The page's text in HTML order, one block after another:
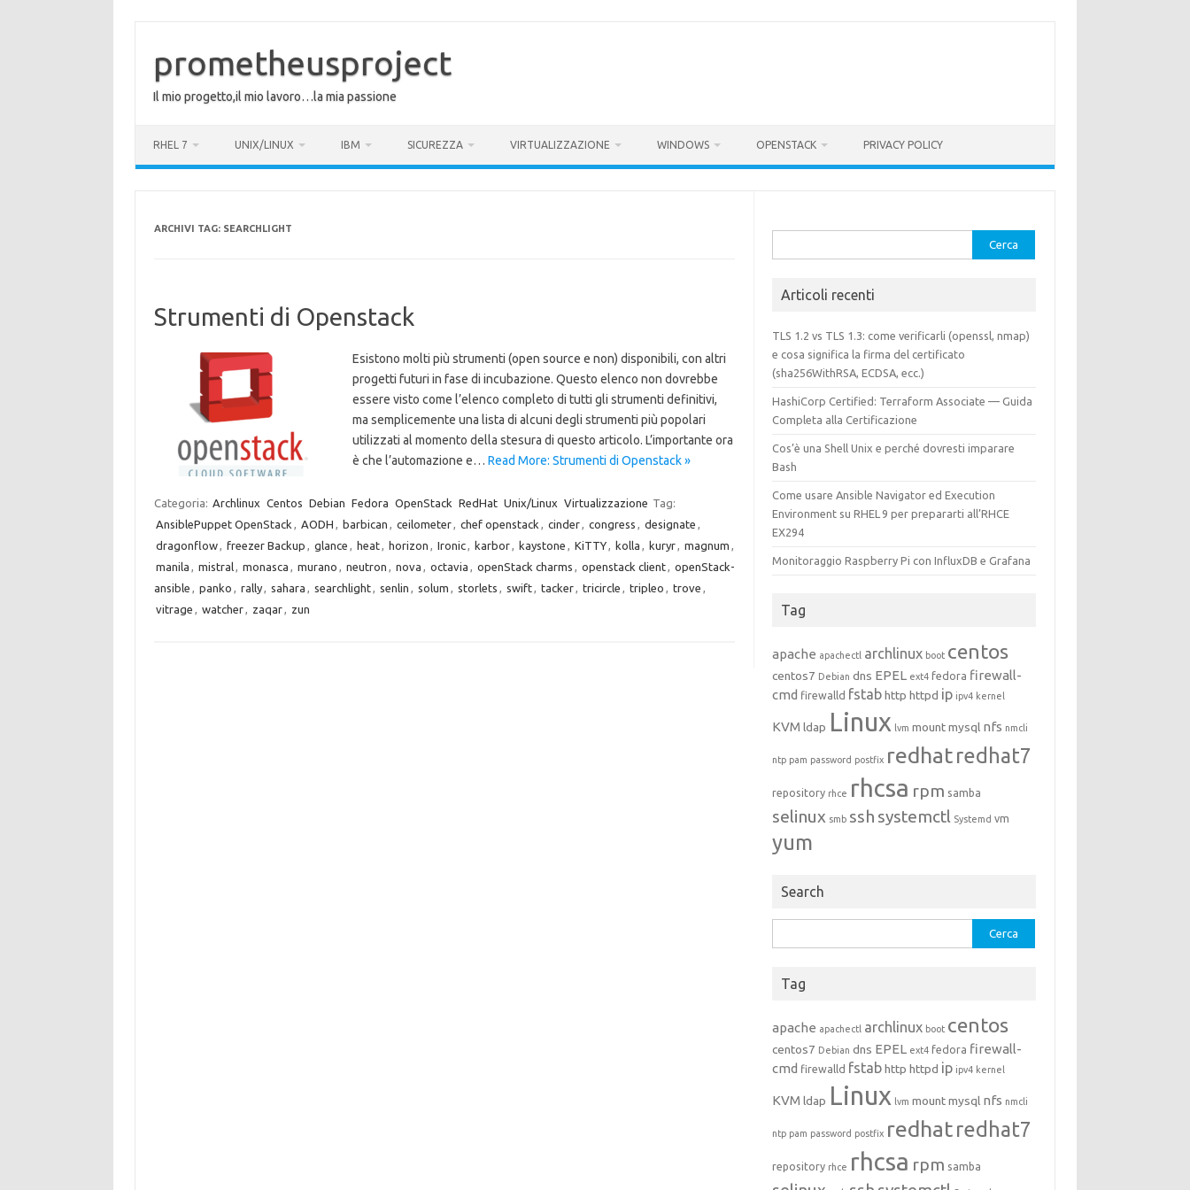
prometheusproject
Il mio progetto,il mio lavoro…la mia passione
RHEL 7 UNIX/LINUX IBM SICUREZZA VIRTUALIZZAZIONE WINDOWS OPENSTACK PRIVACY POLICY
ARCHIVI TAG: SEARCHLIGHT
Strumenti di Openstack
Esistono molti più strumenti (open source e non) disponibili, con altri
progetti futuri in fase di incubazione. Questo elenco non dovrebbe
essere visto come l’elenco completo di tutti gli strumenti definitivi,
ma semplicemente una lista di alcuni degli strumenti più popolari
utilizzati al momento della stesura di questo articolo. L’importante ora
è che l’automazione e… Read More: Strumenti di Openstack »
Categoria: Archlinux Centos Debian Fedora OpenStack RedHat Unix/Linux Virtualizzazione Tag:
AnsiblePuppet OpenStack , AODH , barbican , ceilometer, chef openstack , cinder, congress , designate ,
dragonflow, freezer Backup , glance , heat, horizon , Ironic, karbor, kaystone , KiTTY, kolla , kuryr, magnum ,
manila , mistral, monasca , murano , neutron , nova , octavia , openStack charms , openstack client, openStack-
ansible , panko , rally, sahara , searchlight, senlin , solum , storlets , swift, tacker, tricircle , tripleo , trove ,
vitrage , watcher, zaqar, zun
per:
Articoli recenti
TLS 1.2 vs TLS 1.3: come verificarli (openssl, nmap)
e cosa significa la firma del certificato
(sha256WithRSA, ECDSA, ecc.)
HashiCorp Certified: Terraform Associate — Guida
Completa alla Certificazione
Cos’è una Shell Unix e perché dovresti imparare
Bash
Come usare Ansible Navigator ed Execution
Environment su RHEL 9 per prepararti all’RHCE
EX294
Monitoraggio Raspberry Pi con InfluxDB e Grafana
Tag
apache apachectl archlinux boot centos
centos7 Debian dns EPEL ext4 fedora firewall-
cmd firewalld fstab http httpd ip ipv4 kernel
KVM ldap Linux lvm mount mysql nfs nmcli
ntp pam password postfix redhatredhat7
repository rhce rhcsa rpm samba
selinux smb ssh systemctl Systemd vm
yum
Search
per:
Tag
apache apachectl archlinux boot centos
centos7 Debian dns EPEL ext4 fedora firewall-
cmd firewalld fstab http httpd ip ipv4 kernel
KVM ldap Linux lvm mount mysql nfs nmcli
ntp pam password postfix redhatredhat7
repository rhce rhcsa rpm samba